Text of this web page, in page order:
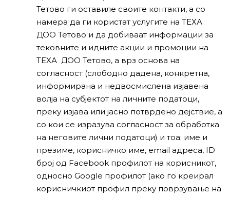
Тетово ги оставиле своите контакти, а со
намера да ги користат услугите на ТЕХА
ДОО Тетово и да добиваат информации за
тековните и идните акции и промоции на
ТЕХА ДОО Тетово, а врз основа на
согласност (слободно дадена, конкретна,
информирана и недвосмислена изјавена
волја на субјектот на личните податоци,
преку изјава или јасно потврдено дејствие, а
со кои се изразува согласност за обработка
на неговите лични податоци) и тоа: име и
презиме, корисничко име, email адреса, ID
број од Facebook профилот на корисникот,
односно Google профилот (ако го креирал
корисничкиот профил преку поврзување на